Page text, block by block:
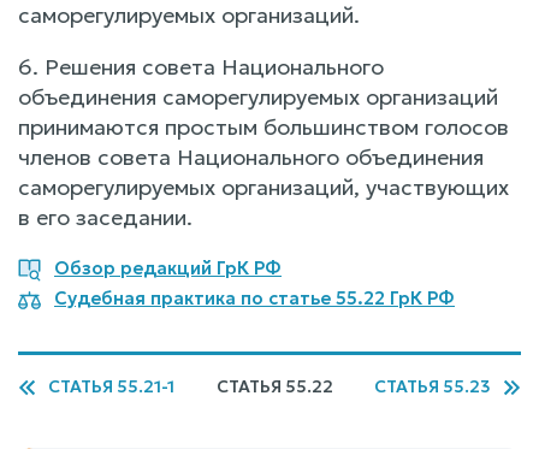
саморегулируемых организаций.
6. Решения совета Национального
объединения саморегулируемых организаций
принимаются простым большинством голосов
членов совета Национального объединения
саморегулируемых организаций, участвующих
в его заседании.
Обзор редакций ГрК РФ
Судебная практика по статье 55.22 ГрК РФ
СТАТЬЯ 55.21-1 СТАТЬЯ 55.22 СТАТЬЯ 55.23